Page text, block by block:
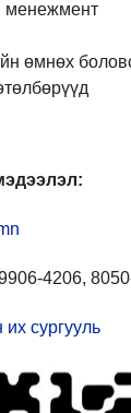
менежмент
өмнөх
4206,
их сургууль